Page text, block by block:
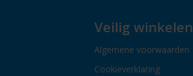
Veilig winkelen
Algemene voorwaarden
Cookieverklaring